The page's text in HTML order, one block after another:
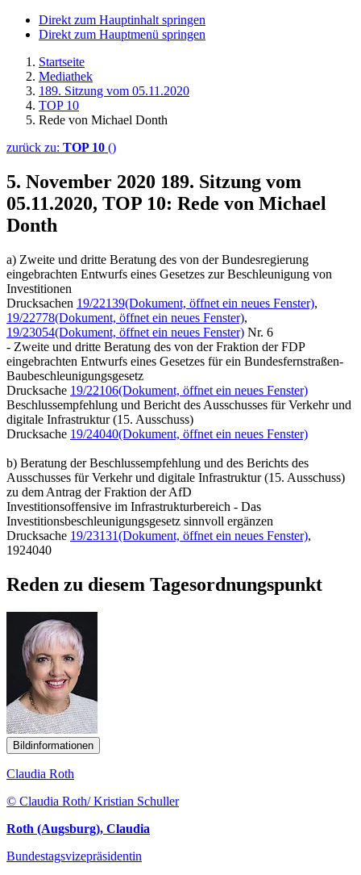
Direkt zum Hauptinhalt springen
Direkt zum Hauptmenü springen
Startseite
Mediathek
189. Sitzung vom 05.11.2020
TOP 10
Rede von Michael Donth
zurück zu: TOP 10 ()
5. November 2020 189. Sitzung vom
05.11.2020, TOP 10: Rede von Michael
Donth
a) Zweite und dritte Beratung des von der Bundesregierung
eingebrachten Entwurfs eines Gesetzes zur Beschleunigung von
Investitionen
Drucksachen 19/22139(Dokument, öffnet ein neues Fenster),
19/22778(Dokument, öffnet ein neues Fenster),
19/23054(Dokument, öffnet ein neues Fenster) Nr. 6
- Zweite und dritte Beratung des von der Fraktion der FDP
eingebrachten Entwurfs eines Gesetzes für ein Bundesfernstraßen-
Baubeschleunigungsgesetz
Drucksache 19/22106(Dokument, öffnet ein neues Fenster)
Beschlussempfehlung und Bericht des Ausschusses für Verkehr und
digitale Infrastruktur (15. Ausschuss)
Drucksache 19/24040(Dokument, öffnet ein neues Fenster)
b) Beratung der Beschlussempfehlung und des Berichts des
Ausschusses für Verkehr und digitale Infrastruktur (15. Ausschuss)
zu dem Antrag der Fraktion der AfD
Investitionsoffensive im Infrastrukturbereich - Das
Investitionsbeschleunigungsgesetz sinnvoll ergänzen
Drucksache 19/23131(Dokument, öffnet ein neues Fenster),
1924040
Reden zu diesem Tagesordnungspunkt
Bildinformationen
Claudia Roth
© Claudia Roth/ Kristian Schuller
Roth (Augsburg), Claudia
Bundestagsvizepräsidentin